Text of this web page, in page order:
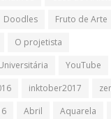
Doodles
Fruto de Arte
O projetista
YouTube
inktober2017
Abril Aquarela